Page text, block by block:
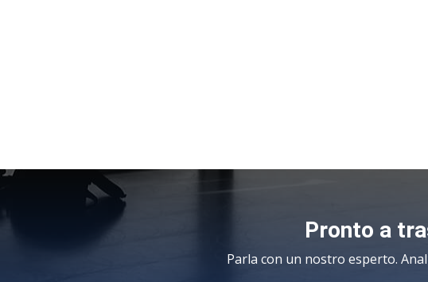
Pronto a
Parla con un nostro esperto.